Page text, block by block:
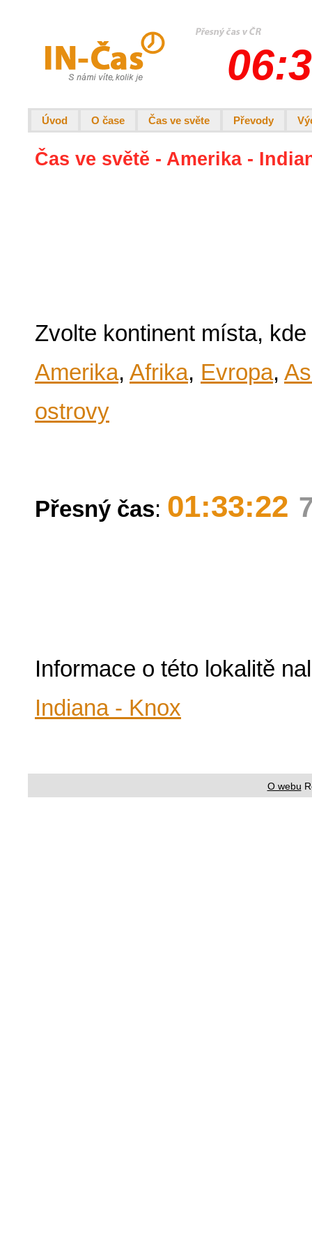
Úvod O čase Čas ve světe Převody
Čas ve světě - Amerika -
Zvolte kontinent místa,
Amerika, Afrika, Evropa,
ostrovy
Přesný čas: 01:33:22
Informace o této lokalitě
Indiana - Knox
O webu